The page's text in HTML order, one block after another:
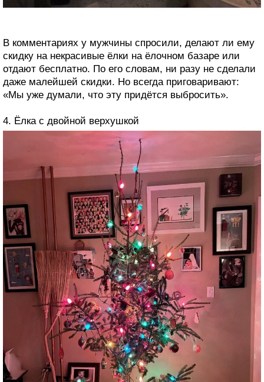
В комментариях у мужчины спросили, делают ли ему
скидку на некрасивые ёлки на ёлочном базаре или
отдают бесплатно. По его словам, ни разу не сделали
даже малейшей скидки. Но всегда приговаривают:
«Мы уже думали, что эту придётся выбросить».
4. Ёлка с двойной верхушкой